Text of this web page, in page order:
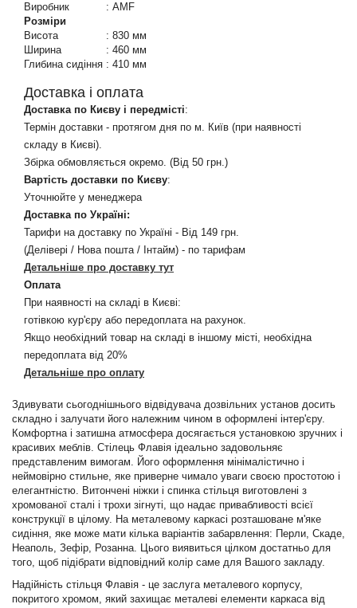
Виробник
: AMF
Розміри
Висота
: 830 мм
Ширина
: 460 мм
Глибина сидіння : 410 мм
Доставка і оплата
Доставка по Києву і передмісті:
Термін доставки - протягом дня по м. Київ (при наявності
складу в Києві).
Збірка обмовляється окремо. (Від 50 грн.)
Вартість доставки по Києву:
Уточнюйте у менеджера
Доставка по Україні:
Тарифи на доставку по Україні - Від 149 грн.
(Делівері / Нова пошта / Інтайм) - по тарифам
Детальніше про доставку тут
Оплата
При наявності на складі в Києві:
готівкою кур'єру або передоплата на рахунок.
Якщо необхідний товар на складі в іншому місті, необхідна
передоплата від 20%
Детальніше про оплату
Здивувати сьогоднішнього відвідувача дозвільних установ досить
складно і залучати його належним чином в оформлені інтер'єру.
Комфортна і затишна атмосфера досягається установкою зручних і
красивих меблів. Стілець Флавія ідеально задовольняє
представленим вимогам. Його оформлення мінімалістично і
неймовірно стильне, яке приверне чимало уваги своєю простотою і
елегантністю. Витончені ніжки і спинка стільця виготовлені з
хромованої сталі і трохи зігнуті, що надає привабливості всієї
конструкції в цілому. На металевому каркасі розташоване м'яке
сидіння, яке може мати кілька варіантів забарвлення: Перли, Скаде,
Неаполь, Зефір, Розанна. Цього виявиться цілком достатньо для
того, щоб підібрати відповідний колір саме для Вашого закладу.
Надійність стільця Флавія - це заслуга металевого корпусу,
покритого хромом, який захищає металеві елементи каркаса від